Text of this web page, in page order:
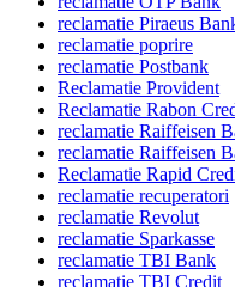
reclamatie Piraeus
reclamatie poprire
reclamatie Postbank
Reclamatie Provident
Reclamatie Rabon
reclamatie Raiffeisen
reclamatie Raiffeisen
Reclamatie Rapid
reclamatie recuperatori
reclamatie Revolut
reclamatie Sparkasse
reclamatie TBI Bank
reclamatie TBI Credit